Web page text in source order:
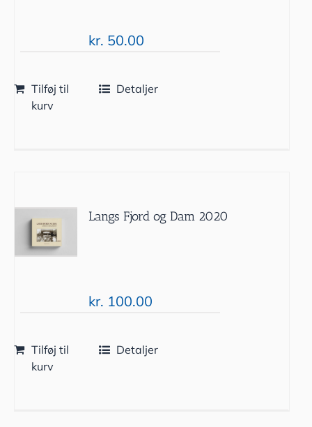
kr. 50.00
Tilføj til
kurv
Detaljer
Langs Fjord og Dam 2020
kr. 100.00
Tilføj til
kurv
Detaljer